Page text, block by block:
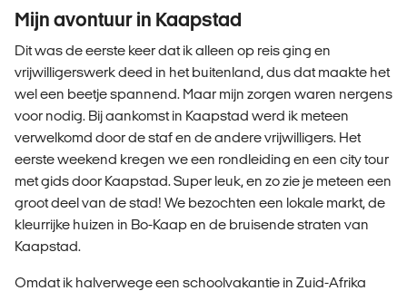
Mijn avontuur in Kaapstad
Dit was de eerste keer dat ik alleen op reis ging en
vrijwilligerswerk deed in het buitenland, dus dat maakte het
wel een beetje spannend. Maar mijn zorgen waren nergens
voor nodig. Bij aankomst in Kaapstad werd ik meteen
verwelkomd door de staf en de andere vrijwilligers. Het
eerste weekend kregen we een rondleiding en een city tour
met gids door Kaapstad. Super leuk, en zo zie je meteen een
groot deel van de stad! We bezochten een lokale markt, de
kleurrijke huizen in Bo-Kaap en de bruisende straten van
Kaapstad.
Omdat ik halverwege een schoolvakantie in Zuid-Afrika